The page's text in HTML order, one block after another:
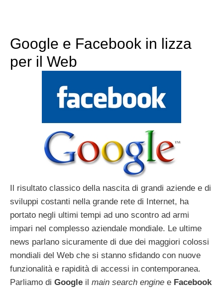
Google e Facebook in lizza
per il Web
Il risultato classico della nascita di grandi aziende e di
sviluppi costanti nella grande rete di Internet, ha
portato negli ultimi tempi ad uno scontro ad armi
impari nel complesso aziendale mondiale. Le ultime
news parlano sicuramente di due dei maggiori colossi
mondiali del Web che si stanno sfidando con nuove
funzionalità e rapidità di accessi in contemporanea.
Parliamo di Google il main search engine e Facebook